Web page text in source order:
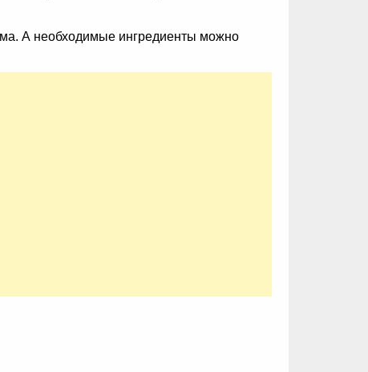
А необходимые ингредиенты можно